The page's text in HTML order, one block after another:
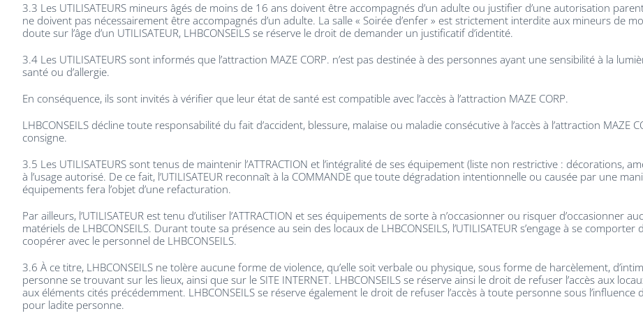
3.3 Les UTILISATEURS mineurs âgés de moins de 16 ans doivent être accompagnés d’un adulte ou justifier d’une autorisation
ne doivent pas nécessairement être accompagnés d’un adulte. La salle « Soirée d’enfer » est strictement interdite aux mineurs de
doute sur l’âge d’un UTILISATEUR, LHBCONSEILS se réserve le droit de demander un justificatif d’identité.
3.4 Les UTILISATEURS sont informés que l’attraction MAZE CORP. n’est pas destinée à des personnes ayant une sensibilité à la
santé ou d’allergie.
En conséquence, ils sont invités à vérifier que leur état de santé est compatible avec l’accès à l’attraction MAZE CORP.
LHBCONSEILS décline toute responsabilité du fait d’accident, blessure, malaise ou maladie consécutive à l’accès à l’attraction MAZE
consigne.
3.5 Les UTILISATEURS sont tenus de maintenir l’ATTRACTION et l’intégralité de ses équipement (liste non restrictive : décorations,
à l’usage autorisé. De ce fait, l’UTILISATEUR reconnaît à la COMMANDE que toute dégradation intentionnelle ou causée par une
équipements fera l’objet d’une refacturation.
Par ailleurs, l’UTILISATEUR est tenu d’utiliser l’ATTRACTION et ses équipements de sorte à n’occasionner ou risquer d’occasionner
matériels de LHBCONSEILS. Durant toute sa présence au sein des locaux de LHBCONSEILS, l’UTILISATEUR s’engage à se
coopérer avec le personnel de LHBCONSEILS.
3.6 À ce titre, LHBCONSEILS ne tolère aucune forme de violence, qu’elle soit verbale ou physique, sous forme de harcèlement,
personne se trouvant sur les lieux, ainsi que sur le SITE INTERNET. LHBCONSEILS se réserve ainsi le droit de refuser l’accès aux
aux éléments cités précédemment. LHBCONSEILS se réserve également le droit de refuser l’accès à toute personne sous
pour ladite personne.